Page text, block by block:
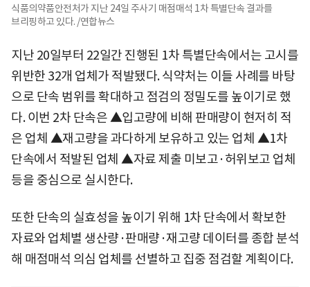
식품의약품안전처가 지난 24일 주사기 매점매석 1차 특별단속 결과를
브리핑하고 있다. /연합뉴스
지난 20일부터 22일간 진행된 1차 특별단속에서는 고시를
위반한 32개 업체가 적발됐다. 식약처는 이들 사례를 바탕
으로 단속 범위를 확대하고 점검의 정밀도를 높이기로 했
다. 이번 2차 단속은 ▲입고량에 비해 판매량이 현저히 적
은 업체 ▲재고량을 과다하게 보유하고 있는 업체 ▲1차
단속에서 적발된 업체 ▲자료 제출 미보고·허위보고 업체
등을 중심으로 실시한다.
또한 단속의 실효성을 높이기 위해 1차 단속에서 확보한
자료와 업체별 생산량·판매량·재고량 데이터를 종합 분석
해 매점매석 의심 업체를 선별하고 집중 점검할 계획이다.